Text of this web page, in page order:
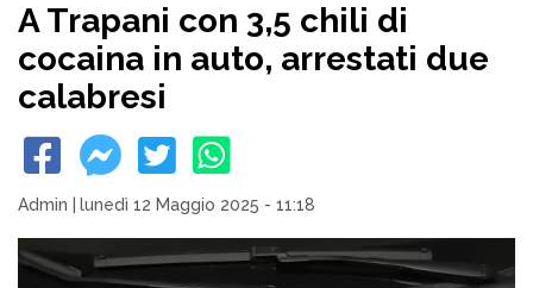
A Trapani con 3,5 chili di
cocaina in auto, arrestati due
calabresi
Admin lunedì 12 Maggio 2025 - 11:18